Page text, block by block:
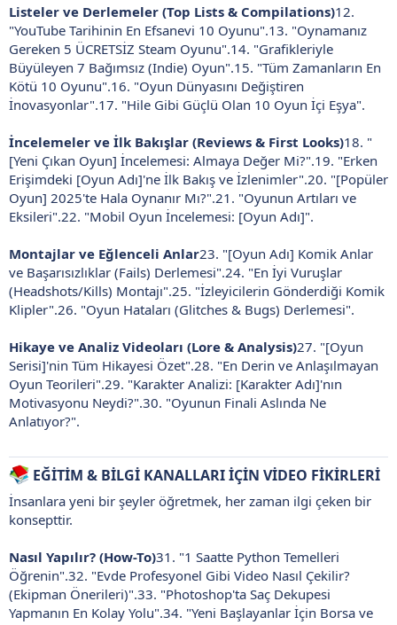
Listeler ve Derlemeler (Top Lists & Compilations)12.
"YouTube Tarihinin En Efsanevi 10 Oyunu".13. "Oynamanız
Gereken 5 ÜCRETSİZ Steam Oyunu".14. "Grafikleriyle
Büyüleyen 7 Bağımsız (Indie) Oyun".15. "Tüm Zamanların En
Kötü 10 Oyunu".16. "Oyun Dünyasını Değiştiren
İnovasyonlar".17. "Hile Gibi Güçlü Olan 10 Oyun İçi Eşya".
İncelemeler ve İlk Bakışlar (Reviews & First Looks)18. "
[Yeni Çıkan Oyun] İncelemesi: Almaya Değer Mi?".19. "Erken
Erişimdeki [Oyun Adı]'ne İlk Bakış ve İzlenimler".20. "[Popüler
Oyun] 2025'te Hala Oynanır Mı?".21. "Oyunun Artıları ve
Eksileri".22. "Mobil Oyun İncelemesi: [Oyun Adı]".
Montajlar ve Eğlenceli Anlar23. "[Oyun Adı] Komik Anlar
ve Başarısızlıklar (Fails) Derlemesi".24. "En İyi Vuruşlar
(Headshots/Kills) Montajı".25. "İzleyicilerin Gönderdiği Komik
Klipler".26. "Oyun Hataları (Glitches & Bugs) Derlemesi".
Hikaye ve Analiz Videoları (Lore & Analysis)27. "[Oyun
Serisi]'nin Tüm Hikayesi Özet".28. "En Derin ve Anlaşılmayan
Oyun Teorileri".29. "Karakter Analizi: [Karakter Adı]'nın
Motivasyonu Neydi?".30. "Oyunun Finali Aslında Ne
Anlatıyor?".
EĞİTİM & BİLGİ KANALLARI İÇİN VİDEO FİKİRLERİ
İnsanlara yeni bir şeyler öğretmek, her zaman ilgi çeken bir
konsepttir.
Nasıl Yapılır? (How-To)31. "1 Saatte Python Temelleri
Öğrenin".32. "Evde Profesyonel Gibi Video Nasıl Çekilir?
(Ekipman Önerileri)".33. "Photoshop'ta Saç Dekupesi
Yapmanın En Kolay Yolu".34. "Yeni Başlayanlar İçin Borsa ve